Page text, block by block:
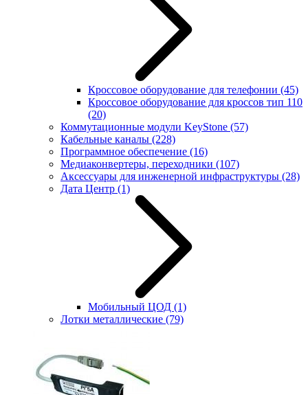
Кроссовое оборудование для телефонии (45)
Кроссовое оборудование для кроссов тип 110
(20)
Коммутационные модули KeyStone (57)
Кабельные каналы (228)
Программное обеспечение (16)
Медиаконвертеры, переходники (107)
Аксессуары для инженерной инфраструктуры (28)
Дата Центр (1)
Мобильный ЦОД (1)
Лотки металлические (79)